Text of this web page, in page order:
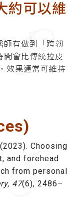
約可以維
師有做到「跨韌
間會比傳統拉皮
效果通常可維持
Choosing
and forehead
from personal
47(6), 2486–